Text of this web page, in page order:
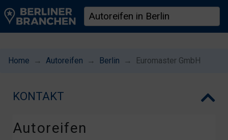
Home Autoreifen Berlin Euromaster GmbH
KONTAKT
Autoreifen